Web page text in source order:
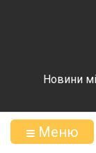
Новини
Меню